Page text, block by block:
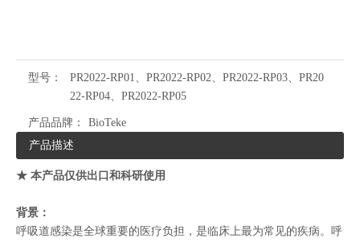
型号：
PR2022-RP01、PR2022-RP02、PR2022-RP03、PR20
22-RP04、PR2022-RP05
产品品牌：
BioTeke
产品描述
★ 本产品仅供出口和科研使用
背景：
呼吸道感染是全球重要的医疗负担，是临床上最为常见的疾病。呼